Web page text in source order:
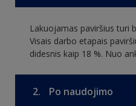
Lakuojamas paviršius turi
Visais darbo etapais
didesnis kaip 18 %. Nuo
2. Po naudojimo